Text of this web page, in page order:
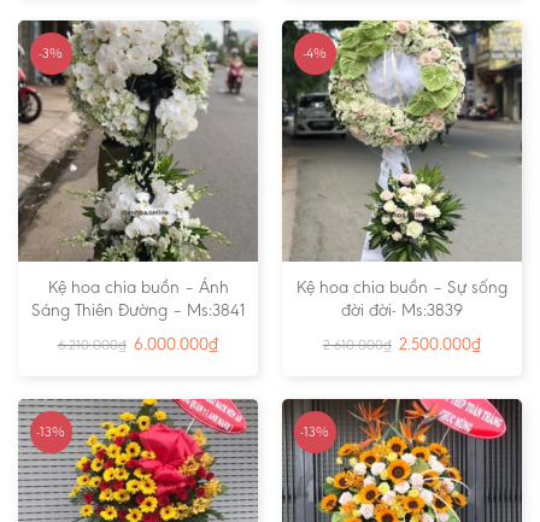
-3%
Kệ hoa chia buồn – Ánh
Sáng Thiên Đường – Ms:3841
6.210.000₫ 6.000.000₫
-4%
Kệ hoa chia buồn – Sự sống
đời đời- Ms:3839
2.610.000₫ 2.500.000₫
-13% -13%